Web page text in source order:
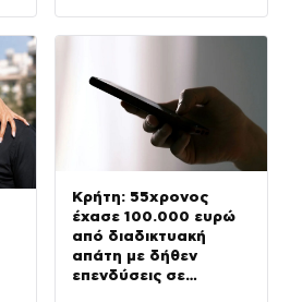
Κρήτη: 55χρονος
έχασε 100.000 ευρώ
από διαδικτυακή
απάτη με δήθεν
επενδύσεις σε